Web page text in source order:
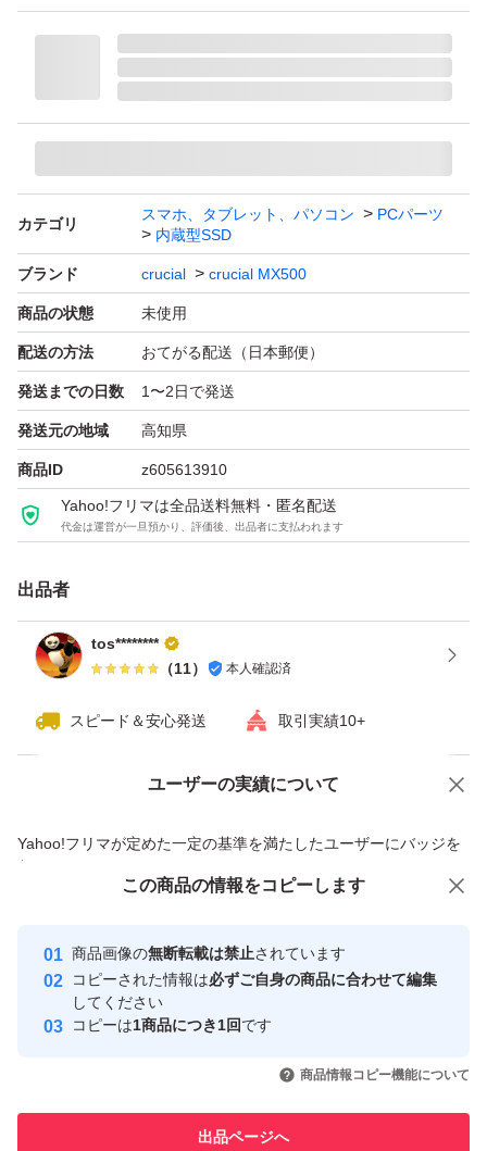
インターフェース：SATA
カテゴリ
スマホ、タブレット、パソコン
PCパーツ
内蔵型SSD
ブランド crucial crucial MX500
商品の状態 未使用
配送の方法 おてがる配送（日本郵便）
発送までの日数 1〜2日で発送
発送元の地域 高知県
商品ID z605613910
Yahoo!フリマは全品送料無料・匿名配送
代金は運営が一旦預かり、評価後、出品者に支払われます
出品者
tos********
（11） 本人確認済
スピード＆安心発送 取引実績10+
ユーザーの実績について
Yahoo!フリマが定めた一定の基準を満たしたユーザーにバッジを
付与しています
安心取引出品者
心・安全なユーザーです
取引実績
引を完了させた実績があります
での取引実績があります
価格の相談 商品への質問
この商品の情報をコピーします
商品画像の無断転載は禁止されています
コピーされた情報は必ずご自身の商品に合わせて編集
してください
コピーは1商品につき1回です
商品情報コピー機能について
出品ページへ
この商品をみている人にオススメ